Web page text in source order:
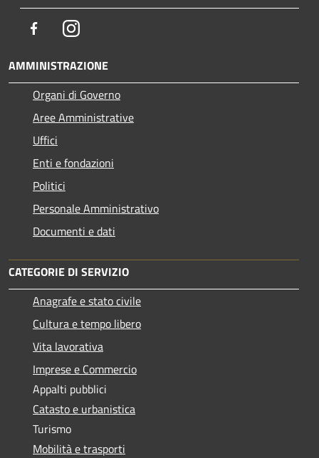
FacebookInstagram
AMMINISTRAZIONE
Organi di Governo
Aree Amministrative
Uffici
Enti e fondazioni
Politici
Personale Amministrativo
Documenti e dati
CATEGORIE DI SERVIZIO
Anagrafe e stato civile
Cultura e tempo libero
Vita lavorativa
Imprese e Commercio
Appalti pubblici
Catasto e urbanistica
Turismo
Mobilità e trasporti